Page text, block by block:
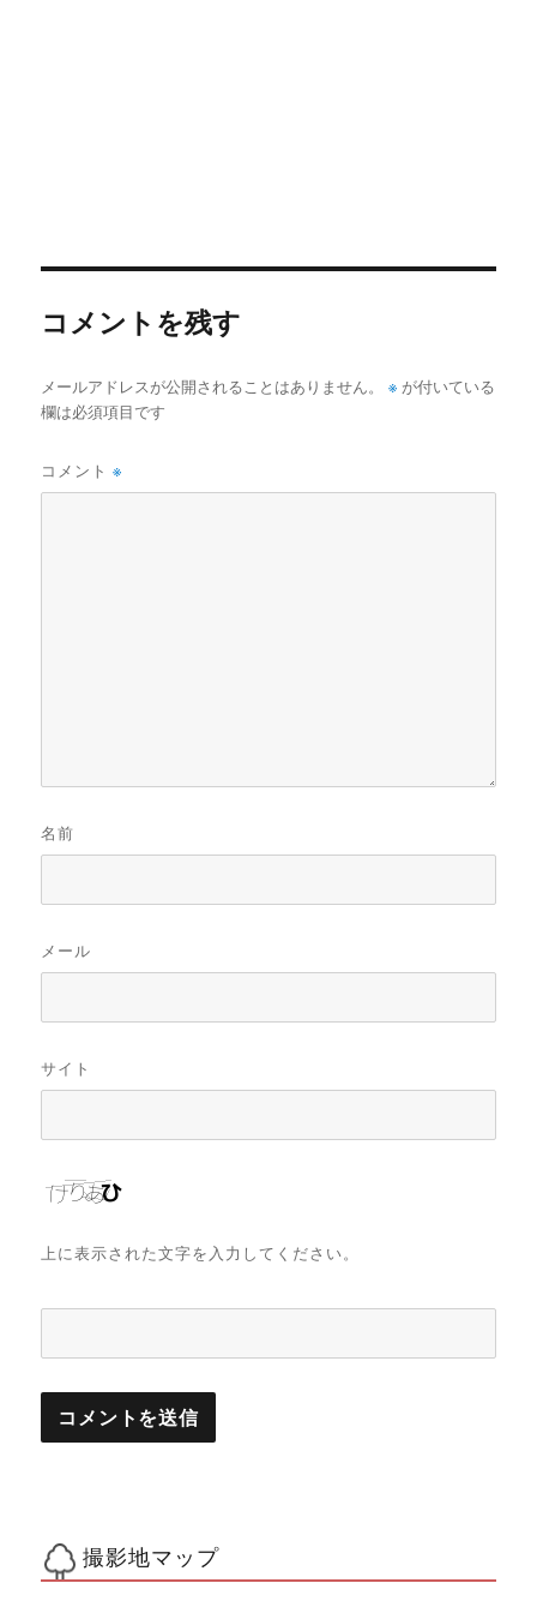
コメントを残す
メールアドレスが公開されることはありません。 ※ が付いている
欄は必須項目です
コメント※
名前
メール
サイト
上に表示された文字を入力してください。
撮影地マップ